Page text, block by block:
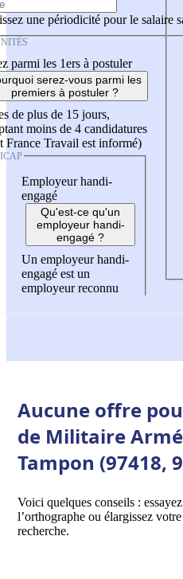
une périodicité pour le salaire
parmi les 1ers à postuler
serez-vous parmi les
premiers à postuler ?
de plus de 15 jours,
moins de 4 candidatures
France Travail est informé)
Employeur handi-
engagé
Qu'est-ce qu'un
employeur handi-
engagé ?
Un employeur handi-
engagé est un
employeur reconnu
Aucune offre
de Militaire
Tampon (97418,
Voici quelques conseils :
l’orthographe ou élargissez
recherche.